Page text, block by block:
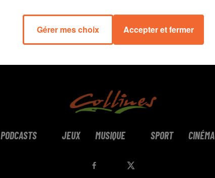
PODCASTS JEUX MUSIQUE SPORT CINÉMA
Gérer mes choix Accepter et fermer